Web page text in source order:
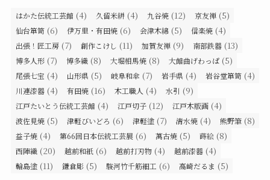
はかた伝統工芸館 (4) 久留米絣 (4) 九谷焼 (12) 京友禅 (5)
仙台箪笥 (6) 伊万里・有田焼 (6) 会津木綿 (5) 信楽焼 (4)
出張！匠工房 (7) 創作こけし (11) 加賀友禅 (9) 南部鉄器 (13)
博多人形 (7) 博多織 (8) 大堀相馬焼 (8) 大館曲げわっぱ (5)
尾張七宝 (4) 山形県 (5) 岐阜和傘 (7) 岩手県 (4) 岩谷堂箪笥 (4)
川連漆器 (4) 有田焼 (16) 木工職人 (4) 水引 (9)
江戸たいとう伝統工芸館 (4) 江戸切子 (12) 江戸木版画 (4)
波佐見焼 (5) 津軽びいどろ (6) 津軽塗 (7) 清水焼 (4) 熊野筆 (8)
益子焼 (4) 第66回日本伝統工芸展 (6) 萬古焼 (5) 蒔絵 (8)
西陣織 (20) 越前和紙 (6) 越前打刃物 (4) 越前漆器 (4)
輪島塗 (11) 鎌倉彫 (5) 駿河竹千筋細工 (6) 高崎だるま (5)